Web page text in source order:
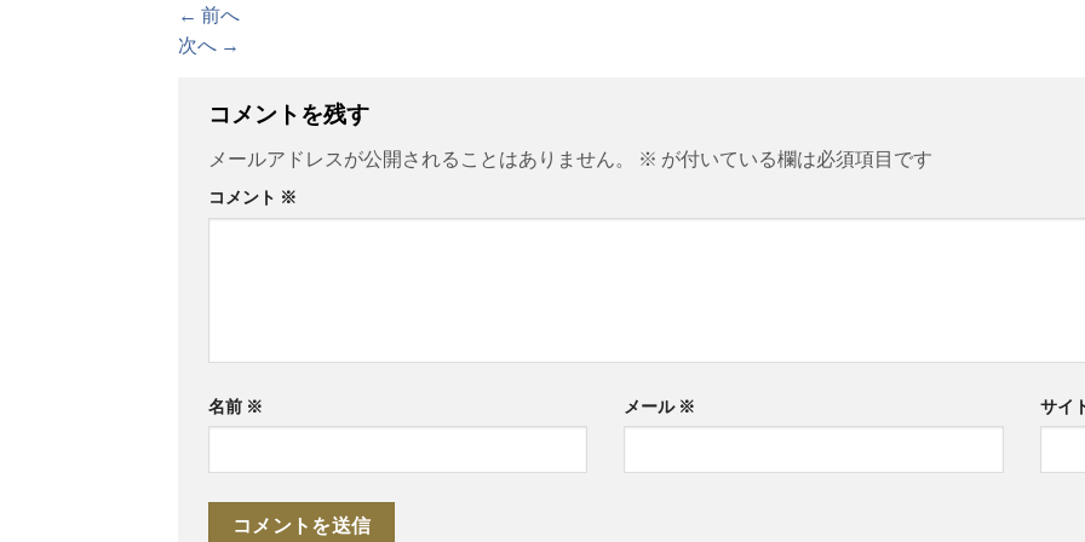
← 前へ
次へ →
コメントを残す
メールアドレスが公開されることはありません。 ※ が付いている欄は必須項目です
コメント ※
名前 ※ メール ※ サイ